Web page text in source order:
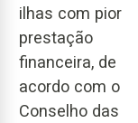
ilhas com pior
prestação
financeira, de
acordo com o
Conselho das